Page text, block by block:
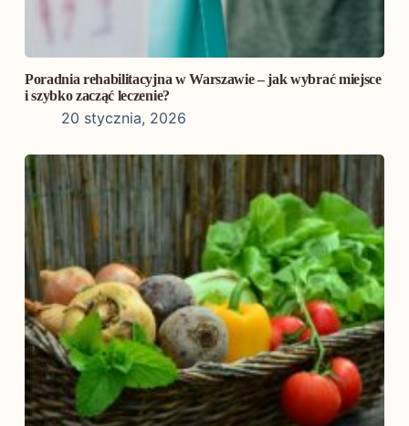
Poradnia rehabilitacyjna w Warszawie – jak wybrać miejsce
i szybko zacząć leczenie?
20 stycznia, 2026